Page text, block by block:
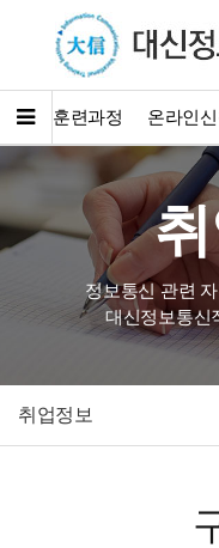
개 훈련과정 온라인
정보통신 관련
대신정보통신
취업정보